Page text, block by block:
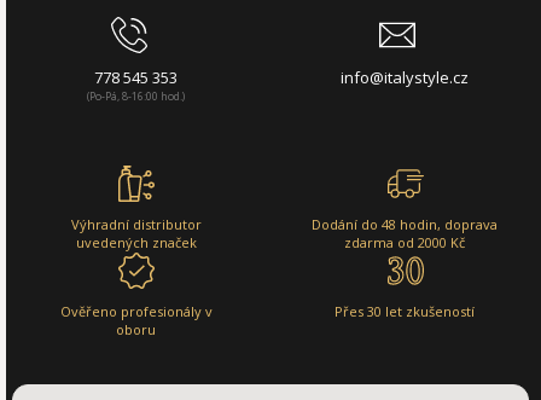
778 545 353
(Po-Pá, 8-16:00 hod.)
info@italystyle.cz
Výhradní distributor
uvedených značek
Dodání do 48 hodin, doprava
zdarma od 2000 Kč
Ověřeno profesionály v
oboru
Přes 30 let zkušeností